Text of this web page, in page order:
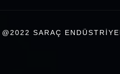
@2022 SARAÇ